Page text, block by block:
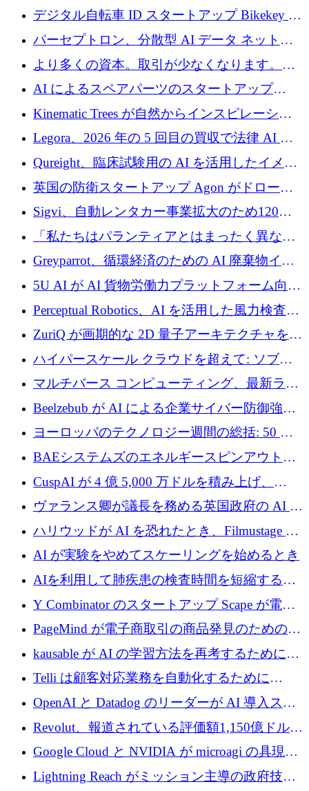
規模拡大を支援するために11億ユーロのファ
ンドVIを閉鎖
デジタル自転車 ID スタートアップ Bikekey が
TÖNNJES への投資を確保
パーセプトロン、分散型 AI データ ネットワ
ークの構築に 650 万ドルを調達
より多くの資本。取引が少なくなります。
2026 年上半期がヨーロッパのテクノロジーに
ついて語ること
AI によるスペアパーツのスタートアップ
Intropy が 1,100 万ドルを調達
Kinematic Trees が自然からインスピレーショ
ンを得たロボット ソフトウェアを拡張するた
めに 58 万 5,000 ポンドを調達
Legora、2026 年の 5 回目の買収で法律 AI ス
タートアップ Wexler を買収
Qureight、臨床試験用の AI を活用したイメー
ジング プラットフォームを拡張するためにシ
リーズ B で 2,000 万ドルを確保
英国の防衛スタートアップ Agon がドローン
攻撃に対抗する仮想戦場を構築、3,000 万ドル
を調達
Sigvi、自動レンタカー事業拡大のため120万
ユーロを調達
「私たちはパランティアとはまったく異なる
会社です」とフランス人の「控えめな」後任
者は言う
Greyparrot、循環経済のための AI 廃棄物イン
テリジェンスを拡張するためにシリーズ B で
2,700 万ドルを確保
5U AI が AI 貨物労働力プラットフォーム向け
に 320 万ドルのプレシードを獲得
Perceptual Robotics、AI を活用した風力検査の
規模拡大に向けて 400 万ポンド以上を確保
ZuriQ が画期的な 2D 量子アーキテクチャを拡
張するために 2,550 万ドルを調達
ハイパースケール クラウドを超えて: ソブリ
ン コンピューティングに対する DFINITY の
ビジョン
マルチバース コンピューティング、最新ラウ
ンドで最大 5 億 7,000 万ドルを目標
Beelzebub が AI による企業サイバー防御強化
のために 300 万ユーロを調達
ヨーロッパのテクノロジー週間の総括: 50 以
上の取引に 10 億ユーロ以上を投資
BAEシステムズのエネルギースピンアウト原
子力タービンが1500万ポンドの資金調達でス
テルスから浮上
CuspAI が 4 億 5,000 万ドルを積み上げ、
Resist.UA が 5,000 万ユーロの基金を立ち上
げ、DSIT が廃止される
ヴァランス卿が議長を務める英国政府の AI タ
スクフォースが発足
ハリウッドが AI を恐れたとき、Filmustage は
代わりにプリプロダクションに賭けました
AI が実験をやめてスケーリングを始めるとき
AIを利用して肺疾患の検査時間を短縮する英
国のヘルステック挑戦者が1900万ドルを獲得
Y Combinator のスタートアップ Scape が電子
メールを再考するために 320 万ドルを調達し
てステルスから浮上
PageMind が電子商取引の商品発見のための
AI を拡張するために 120 万ユーロを調達
kausable が AI の学習方法を再考するために
1,200 万ユーロを調達
Telli は顧客対応業務を自動化するために
1,500 万ドルのシードを確保
OpenAI と Datadog のリーダーが AI 導入スタ
ートアップ Arrakis を支援
Revolut、報道されている評価額1,150億ドルで
の新たな二次株式売却を確認
Google Cloud と NVIDIA が microagi の具現化
された AI の野望を推進
Lightning Reach がミッション主導の政府技術